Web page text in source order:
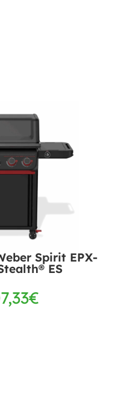
Spirit EPX-
ES
€